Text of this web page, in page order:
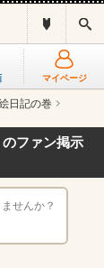
ス
と
は
？
マイページ
日記の巻
ファン掲示
せんか？